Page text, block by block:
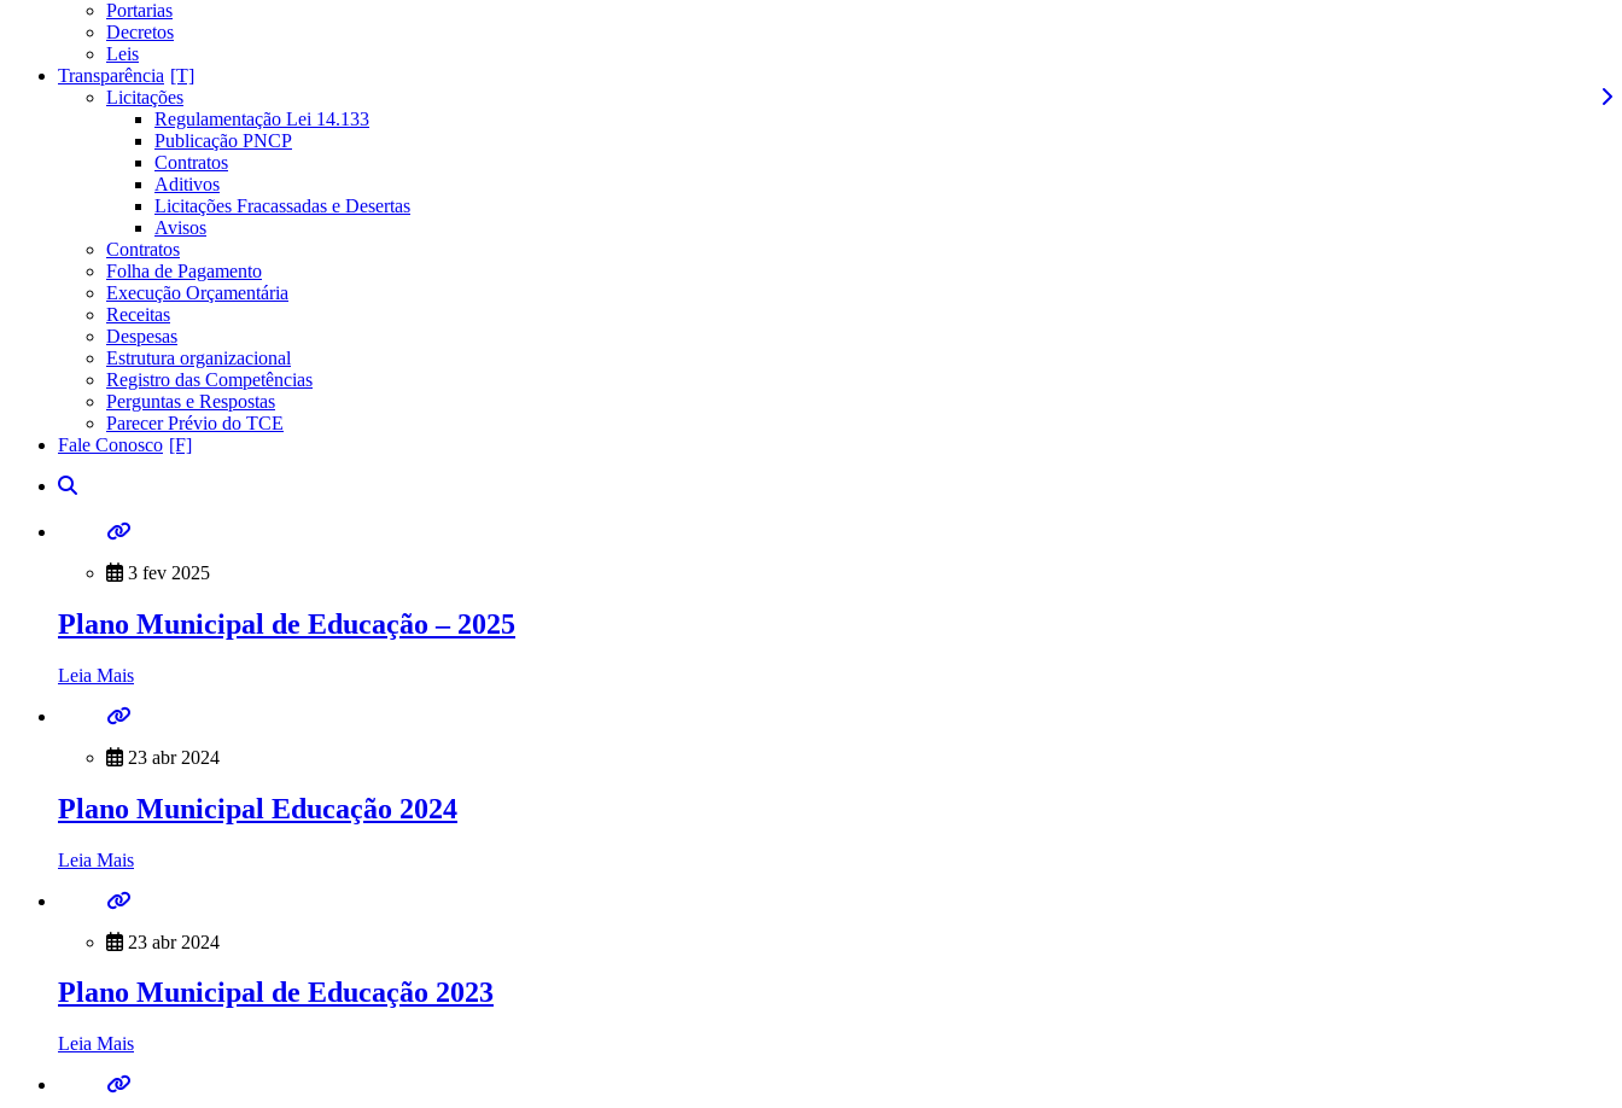
Portarias
Decretos
Leis
Transparência
Licitações
Regulamentação Lei 14.133
Publicação PNCP
Contratos
Aditivos
Licitações Fracassadas e Desertas
Avisos
Contratos
Folha de Pagamento
Execução Orçamentária
Receitas
Despesas
Estrutura organizacional
Registro das Competências
Perguntas e Respostas
Parecer Prévio do TCE
Fale Conosco
3 fev 2025
Plano Municipal de Educação – 2025
Leia Mais
23 abr 2024
Plano Municipal Educação 2024
Leia Mais
23 abr 2024
Plano Municipal de Educação 2023
Leia Mais